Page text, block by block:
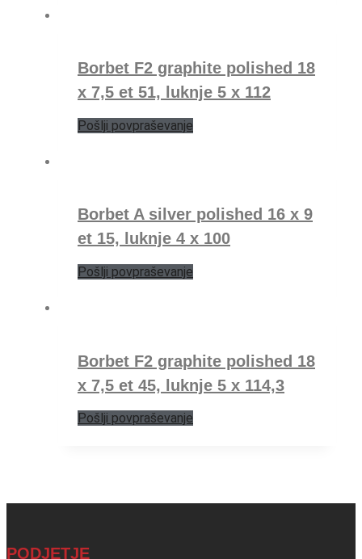
Borbet F2 graphite polished 18
x 7,5 et 51, luknje 5 x 112
Pošlji povpraševanje
Borbet A silver polished 16 x 9
et 15, luknje 4 x 100
Pošlji povpraševanje
Borbet F2 graphite polished 18
x 7,5 et 45, luknje 5 x 114,3
Pošlji povpraševanje
PODJETJE